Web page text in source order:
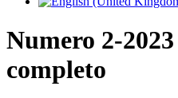
Numero 2-
completo